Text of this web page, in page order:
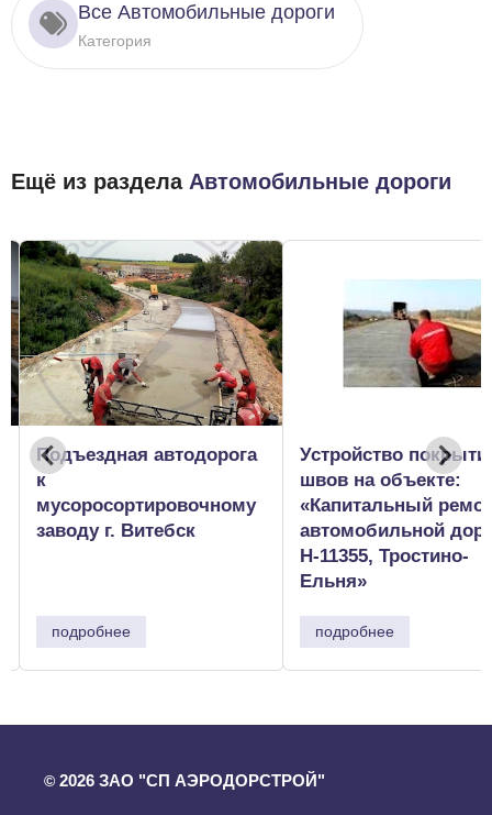
Все Автомобильные дороги
Категория
Ещё из раздела Автомобильные дороги
Подъездная автодорога
к
мусоросортировочному
заводу г. Витебск
подробнее
Устройство
швов на объекте:
«Капитальный
автомобильной
Н-11355, Тростино-
Ельня»
подробнее
© 2026 ЗАО "СП АЭРОДОРСТРОЙ"